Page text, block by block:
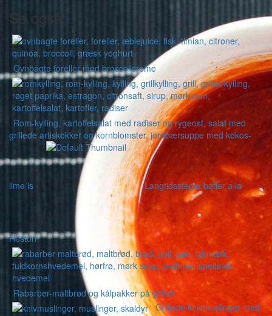
Se også:
Ovnbagte foreller med broccolicreme
Rom-kylling, kartoffelsalat med radiser og rygeost, salat med
grillede artiskokker og kornblomster, jordbærsuppe med kokos-
lime is Langtidsstegte bøffer a la
Heston
Rabarber-maltbrød og kålpakker på grillen
Grillede knivmuslinger med